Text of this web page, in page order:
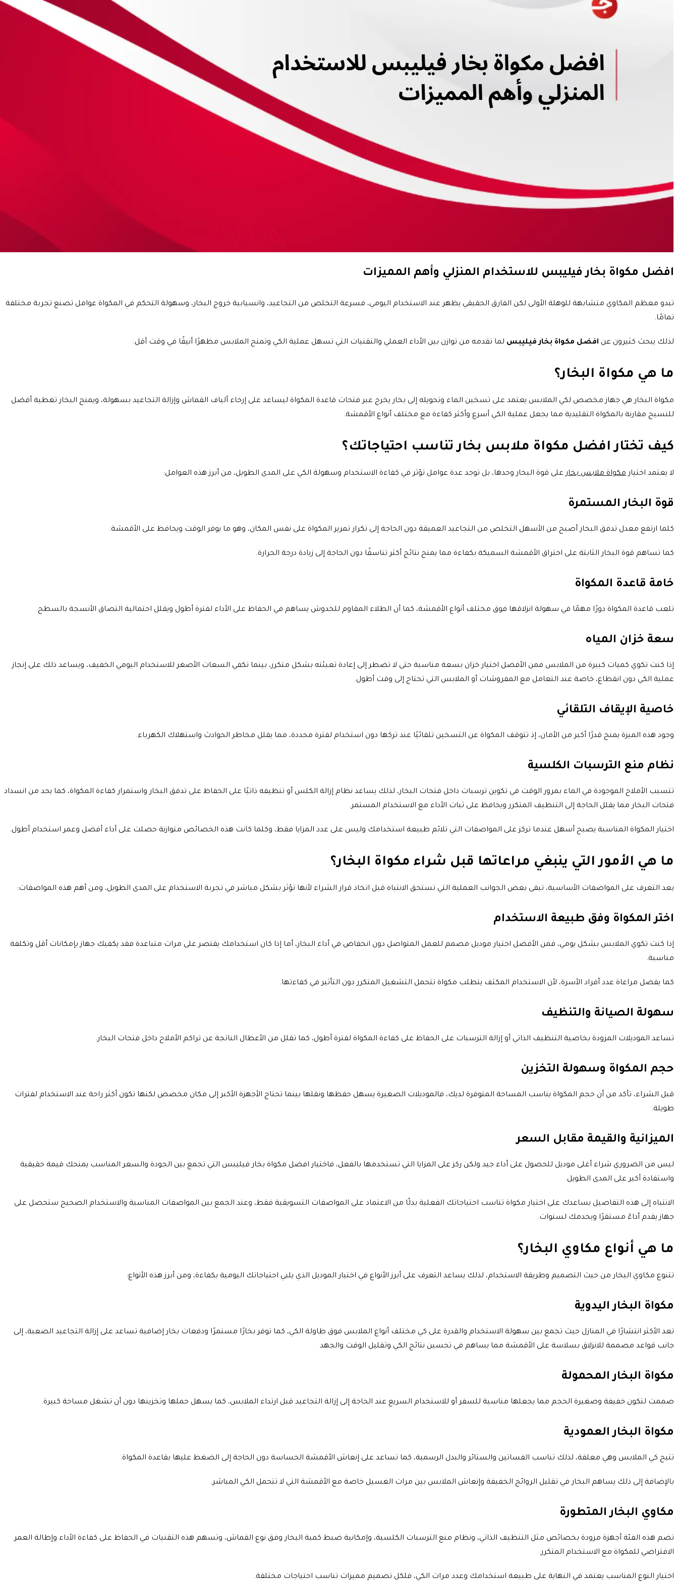
افضل مكواة بخار فيليبس للاستخدام المنزلي وأهم المميزات
تبدو معظم المكاوي متشابهة للوهلة الأولى لكن الفارق الحقيقي يظهر عند الاستخدام اليومي، فسرعة التخلص من التجاعيد، وانسيابية خروج البخار، وسهولة التحكم في المكواة عوامل تصنع تجربة مختلفة
تمامًا.
لذلك يبحث كثيرون عن افضل مكواة بخار فيليبس لما تقدمه من توازن بين الأداء العملي والتقنيات التي تسهل عملية الكي وتمنح الملابس مظهرًا أنيقًا في وقت أقل.
ما هي مكواة البخار؟
مكواة البخار هي جهاز مخصص لكي الملابس يعتمد على تسخين الماء وتحويله إلى بخار يخرج عبر فتحات قاعدة المكواة ليساعد على إرخاء ألياف القماش وإزالة التجاعيد بسهولة، ويمنح البخار تغطية أفضل
للنسيج مقارنة بالمكواة التقليدية مما يجعل عملية الكي أسرع وأكثر كفاءة مع مختلف أنواع الأقمشة.
كيف تختار افضل مكواة ملابس بخار تناسب احتياجاتك؟
لا يعتمد اختيارمكواة ملابس بخارعلى قوة البخار وحدها، بل توجد عدة عوامل تؤثر في كفاءة الاستخدام وسهولة الكي على المدى الطويل، من أبرز هذه العوامل:
قوة البخار المستمرة
كلما ارتفع معدل تدفق البخار أصبح من الأسهل التخلص من التجاعيد العميقة دون الحاجة إلى تكرار تمرير المكواة على نفس المكان، وهو ما يوفر الوقت ويحافظ على الأقمشة.
كما تساهم قوة البخار الثابتة على اختراق الأقمشة السميكة بكفاءة مما يمنح نتائج أكثر تناسقًا دون الحاجة إلى زيادة درجة الحرارة.
خامة قاعدة المكواة
تلعب قاعدة المكواة دورًا مهمًا في سهولة انزلاقها فوق مختلف أنواع الأقمشة، كما أن الطلاء المقاوم للخدوش يساهم في الحفاظ على الأداء لفترة أطول ويقلل احتمالية التصاق الأنسجة بالسطح.
سعة خزان المياه
إذا كنت تكوي كميات كبيرة من الملابس فمن الأفضل اختيار خزان بسعة مناسبة حتى لا تضطر إلى إعادة تعبئته بشكل متكرر، بينما تكفي السعات الأصغر للاستخدام اليومي الخفيف، ويساعد ذلك على إنجاز
عملية الكي دون انقطاع، خاصة عند التعامل مع المفروشات أو الملابس التي تحتاج إلى وقت أطول.
خاصية الإيقاف التلقائي
وجود هذه الميزة يمنح قدرًا أكبر من الأمان، إذ تتوقف المكواة عن التسخين تلقائيًا عند تركها دون استخدام لفترة محددة، مما يقلل مخاطر الحوادث واستهلاك الكهرباء.
نظام منع الترسبات الكلسية
تتسبب الأملاح الموجودة في الماء بمرور الوقت في تكوين ترسبات داخل فتحات البخار، لذلك يساعد نظام إزالة الكلس أو تنظيفه ذاتيًا على الحفاظ على تدفق البخار واستمرار كفاءة المكواة، كما يحد من انسداد
فتحات البخار مما يقلل الحاجة إلى التنظيف المتكرر ويحافظ على ثبات الأداء مع الاستخدام المستمر.
اختيار المكواة المناسبة يصبح أسهل عندما تركز على المواصفات التي تلائم طبيعة استخدامك وليس على عدد المزايا فقط، وكلما كانت هذه الخصائص متوازنة حصلت على أداء أفضل وعمر استخدام أطول.
ما هي الأمور التي ينبغي مراعاتها قبل شراء مكواة البخار؟
بعد التعرف على المواصفات الأساسية، تبقى بعض الجوانب العملية التي تستحق الانتباه قبل اتخاذ قرار الشراء لأنها تؤثر بشكل مباشر في تجربة الاستخدام على المدى الطويل، ومن أهم هذه المواصفات:
اختر المكواة وفق طبيعة الاستخدام
إذا كنت تكوي الملابس بشكل يومي، فمن الأفضل اختيار موديل مصمم للعمل المتواصل دون انخفاض في أداء البخار، أما إذا كان استخدامك يقتصر على مرات متباعدة فقد يكفيك جهاز بإمكانات أقل وتكلفة
مناسبة.
كما يفضل مراعاة عدد أفراد الأسرة، لأن الاستخدام المكثف يتطلب مكواة تتحمل التشغيل المتكرر دون التأثير في كفاءتها.
سهولة الصيانة والتنظيف
تساعد الموديلات المزودة بخاصية التنظيف الذاتي أو إزالة الترسبات على الحفاظ على كفاءة المكواة لفترة أطول، كما تقلل من الأعطال الناتجة عن تراكم الأملاح داخل فتحات البخار.
حجم المكواة وسهولة التخزين
قبل الشراء، تأكد من أن حجم المكواة يناسب المساحة المتوفرة لديك، فالموديلات الصغيرة يسهل حفظها ونقلها بينما تحتاج الأجهزة الأكبر إلى مكان مخصص لكنها تكون أكثر راحة عند الاستخدام لفترات
طويلة.
الميزانية والقيمة مقابل السعر
ليس من الضروري شراء أغلى موديل للحصول على أداء جيد ولكن ركز على المزايا التي تستخدمها بالفعل، فاختيار افضل مكواة بخار فيليبس التي تجمع بين الجودة والسعر المناسب يمنحك قيمة حقيقية
واستفادة أكبر على المدى الطويل.
الانتباه إلى هذه التفاصيل يساعدك على اختيار مكواة تناسب احتياجاتك الفعلية بدلًا من الاعتماد على المواصفات التسويقية فقط، وعند الجمع بين المواصفات المناسبة والاستخدام الصحيح ستحصل على
جهاز يقدم أداءً مستقرًا ويخدمك لسنوات.
ما هي أنواع مكاوي البخار؟
تتنوع مكاوي البخار من حيث التصميم وطريقة الاستخدام، لذلك يساعد التعرف على أبرز الأنواع في اختيار الموديل الذي يلبي احتياجاتك اليومية بكفاءة، ومن أبرز هذه الأنواع:
مكواة البخار اليدوية
تعد الأكثر انتشارًا في المنازل حيث تجمع بين سهولة الاستخدام والقدرة على كي مختلف أنواع الملابس فوق طاولة الكي، كما توفر بخارًا مستمرًا ودفعات بخار إضافية تساعد على إزالة التجاعيد الصعبة، إلى
جانب قواعد مصممة للانزلاق بسلاسة على الأقمشة مما يساهم في تحسين نتائج الكي وتقليل الوقت والجهد
مكواة البخار المحمولة
صممت لتكون خفيفة وصغيرة الحجم مما يجعلها مناسبة للسفر أو للاستخدام السريع عند الحاجة إلى إزالة التجاعيد قبل ارتداء الملابس، كما يسهل حملها وتخزينها دون أن تشغل مساحة كبيرة.
مكواة البخار العمودية
تتيح كي الملابس وهي معلقة، لذلك تناسب الفساتين والستائر والبدل الرسمية، كما تساعد على إنعاش الأقمشة الحساسة دون الحاجة إلى الضغط عليها بقاعدة المكواة.
بالإضافة إلى ذلك يساهم البخار في تقليل الروائح الخفيفة وإنعاش الملابس بين مرات الغسيل خاصة مع الأقمشة التي لا تتحمل الكي المباشر.
مكاوي البخار المتطورة
تضم هذه الفئة أجهزة مزودة بخصائص مثل التنظيف الذاتي، ونظام منع الترسبات الكلسية، وإمكانية ضبط كمية البخار وفق نوع القماش، وتسهم هذه التقنيات في الحفاظ على كفاءة الأداء وإطالة العمر
الافتراضي للمكواة مع الاستخدام المتكرر.
اختيار النوع المناسب يعتمد في النهاية على طبيعة استخدامك وعدد مرات الكي، فلكل تصميم مميزات تناسب احتياجات مختلفة.